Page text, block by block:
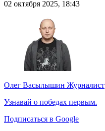
02 октября 2025, 18:43
Олег Васылышин Журналист
Узнавай о победах первым.
Подписаться в Google